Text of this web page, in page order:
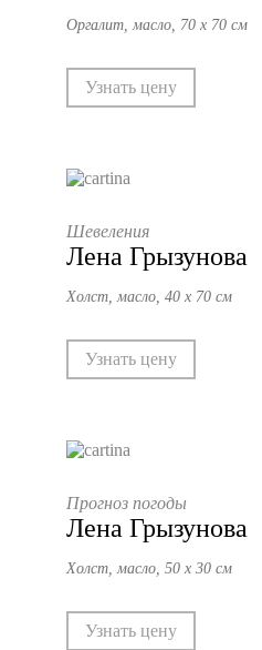
Оргалит, масло, 70 х 70 см
Узнать цену
Шевеления
Лена Грызунова
Холст, масло, 40 х 70 см
Узнать цену
Прогноз погоды
Лена Грызунова
Холст, масло, 50 х 30 см
Узнать цену